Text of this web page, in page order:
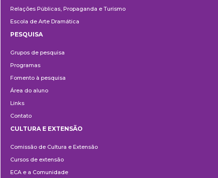
Relações Públicas, Propaganda e Turismo
Escola de Arte Dramática
PESQUISA
Grupos de pesquisa
Programas
Fomento à pesquisa
Área do aluno
Links
Contato
e
Extensão
CULTURA E EXTENSÃO
Comissão de Cultura e Extensão
Cursos de extensão
ECA e a Comunidade